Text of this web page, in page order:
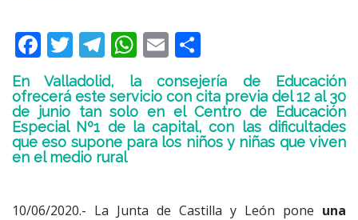
F
ac
e
b
o
o
k
T
w
itt
er
T
el
e
gr
a
m
W
h
at
s
A
p
E
m
ai
l
o
m
p
ar
r
En Valladolid, la consejería de Educación
ofrecerá este servicio con cita previa del 12 al 30
de junio tan solo en el Centro de Educación
Especial Nº1 de la capital, con las dificultades
que eso supone para los niños y niñas que viven
en el medio rural
10/06/2020.- La Junta de Castilla y León pone una